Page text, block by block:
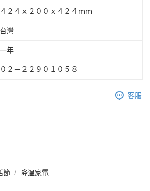
４２４ｘ２００ｘ４２４ｍｍ
台灣
一年
０２－２２９０１０５８
客服
節 降溫家電